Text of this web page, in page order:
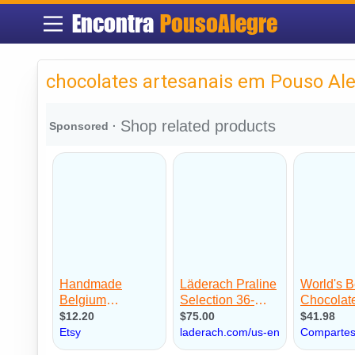
Encontra PousoAlegre
chocolates artesanais em Pouso